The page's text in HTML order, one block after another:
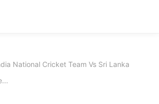
National Cricket Team Vs Sri Lanka